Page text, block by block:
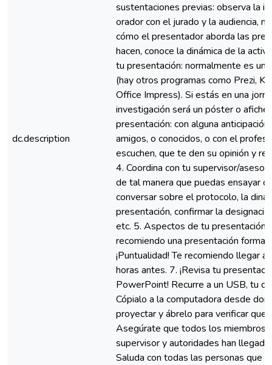
dc.description
sustentaciones previas: observa la
orador con el jurado y la audiencia,
cómo el presentador aborda las
hacen, conoce la dinámica de la
tu presentación: normalmente es un
(hay otros programas como Prezi,
Office Impress). Si estás en una
investigación será un póster o
presentación: con alguna
amigos, o conocidos, o con el
escuchen, que te den su opinión y
4. Coordina con tu supervisor/
de tal manera que puedas ensayar
conversar sobre el protocolo, la
presentación, confirmar la
etc. 5. Aspectos de tu presentación
recomiendo una presentación formal.
¡Puntualidad! Te recomiendo llegar a
horas antes. 7. ¡Revisa tu
PowerPoint! Recurre a un USB, tu
Cópialo a la computadora desde
proyectar y ábrelo para verificar que
Asegúrate que todos los miembros
supervisor y autoridades han llegado
Saluda con todas las personas que